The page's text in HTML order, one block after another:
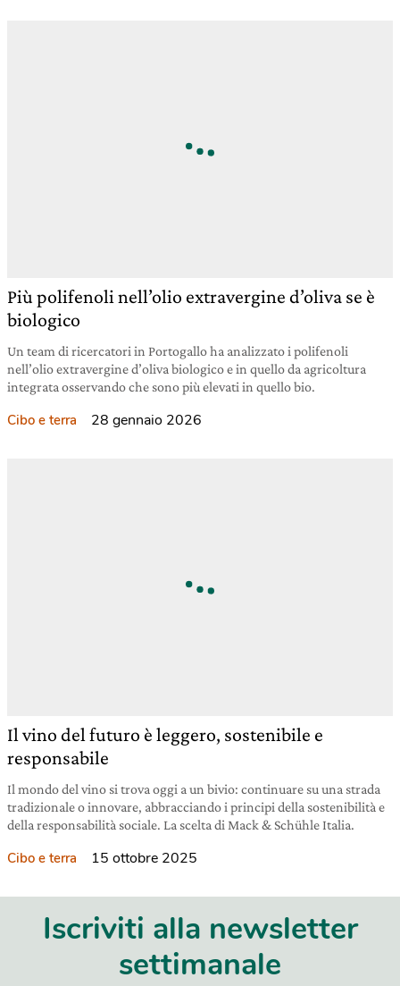
Più polifenoli nell’olio extravergine d’oliva se è
biologico
Un team di ricercatori in Portogallo ha analizzato i polifenoli
nell’olio extravergine d’oliva biologico e in quello da agricoltura
integrata osservando che sono più elevati in quello bio.
Cibo e terra 28 gennaio 2026
Il vino del futuro è leggero, sostenibile e
responsabile
Il mondo del vino si trova oggi a un bivio: continuare su una strada
tradizionale o innovare, abbracciando i principi della sostenibilità e
della responsabilità sociale. La scelta di Mack & Schühle Italia.
Cibo e terra 15 ottobre 2025
Iscriviti alla newsletter
settimanale